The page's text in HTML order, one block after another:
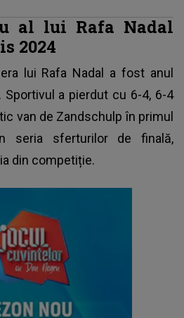
al lui Rafa Nadal
2024
lui Rafa Nadal a fost anul
Sportivul a pierdut cu 6-4, 6-4
van de Zandschulp în primul
seria sferturilor de finală,
din competiție.